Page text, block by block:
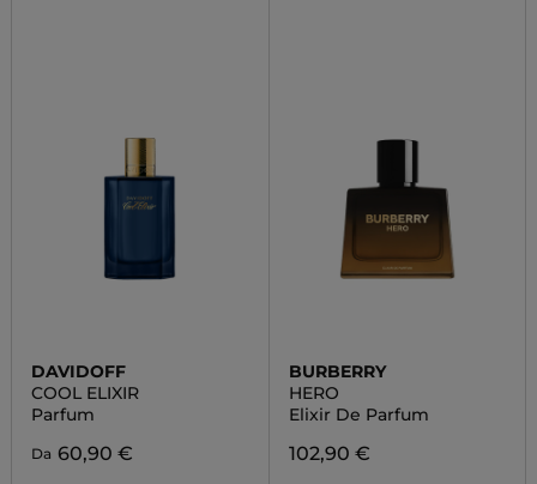
DAVIDOFF
COOL ELIXIR
Parfum
Da 60,90 €
BURBERRY
HERO
Elixir De Parfum
102,90 €